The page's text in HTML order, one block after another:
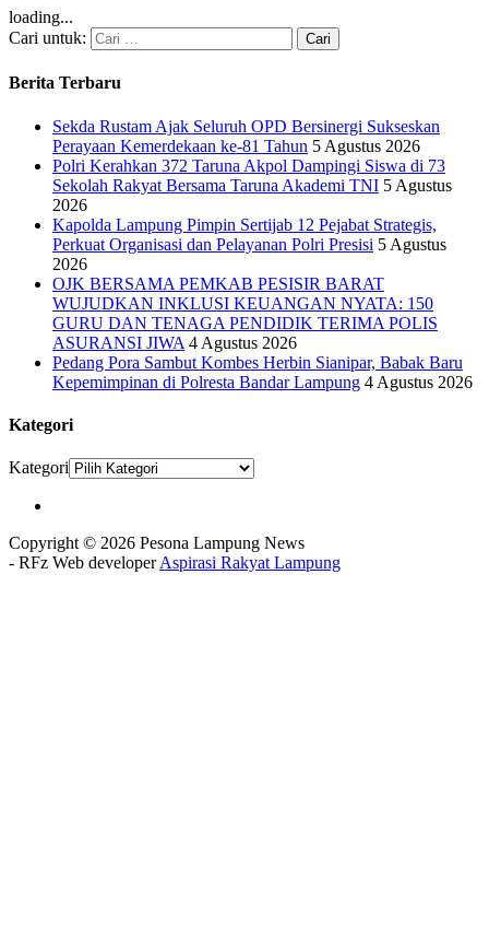
loading...
Cari untuk:
Berita Terbaru
Sekda Rustam Ajak Seluruh OPD Bersinergi Sukseskan
Perayaan Kemerdekaan ke-81 Tahun 5 Agustus 2026
Polri Kerahkan 372 Taruna Akpol Dampingi Siswa di 73
Sekolah Rakyat Bersama Taruna Akademi TNI 5 Agustus
2026
Kapolda Lampung Pimpin Sertijab 12 Pejabat Strategis,
Perkuat Organisasi dan Pelayanan Polri Presisi 5 Agustus
2026
OJK BERSAMA PEMKAB PESISIR BARAT
WUJUDKAN INKLUSI KEUANGAN NYATA: 150
GURU DAN TENAGA PENDIDIK TERIMA POLIS
ASURANSI JIWA 4 Agustus 2026
Pedang Pora Sambut Kombes Herbin Sianipar, Babak Baru
Kepemimpinan di Polresta Bandar Lampung 4 Agustus 2026
Kategori
Kategori
Copyright © 2026 Pesona Lampung News
- RFz Web developerAspirasi Rakyat Lampung